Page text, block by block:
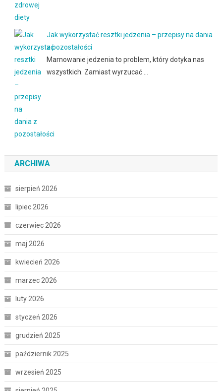
Jak wykorzystać resztki jedzenia – przepisy na dania
z pozostałości
Marnowanie jedzenia to problem, który dotyka nas
wszystkich. Zamiast wyrzucać …
ARCHIWA
sierpień 2026
lipiec 2026
czerwiec 2026
maj 2026
kwiecień 2026
marzec 2026
luty 2026
styczeń 2026
grudzień 2025
październik 2025
wrzesień 2025